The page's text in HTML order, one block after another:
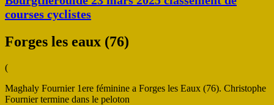
courses cyclistes
Forges les eaux (76)
(
Maghaly Fournier 1ere féminine a Forges les Eaux (76). Christophe
Fournier termine dans le peloton